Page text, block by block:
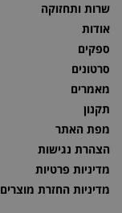
שרות ותחזוקה
אודות
ספקים
סרטונים
מאמרים
תקנון
מפת האתר
הצהרת נגישות
מדיניות פרטיות
מדיניות החזרת מוצרים